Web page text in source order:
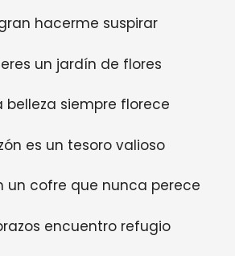
hacerme suspirar
eres un jardín de flores
belleza siempre florece
es un tesoro valioso
un cofre que nunca perece
encuentro refugio